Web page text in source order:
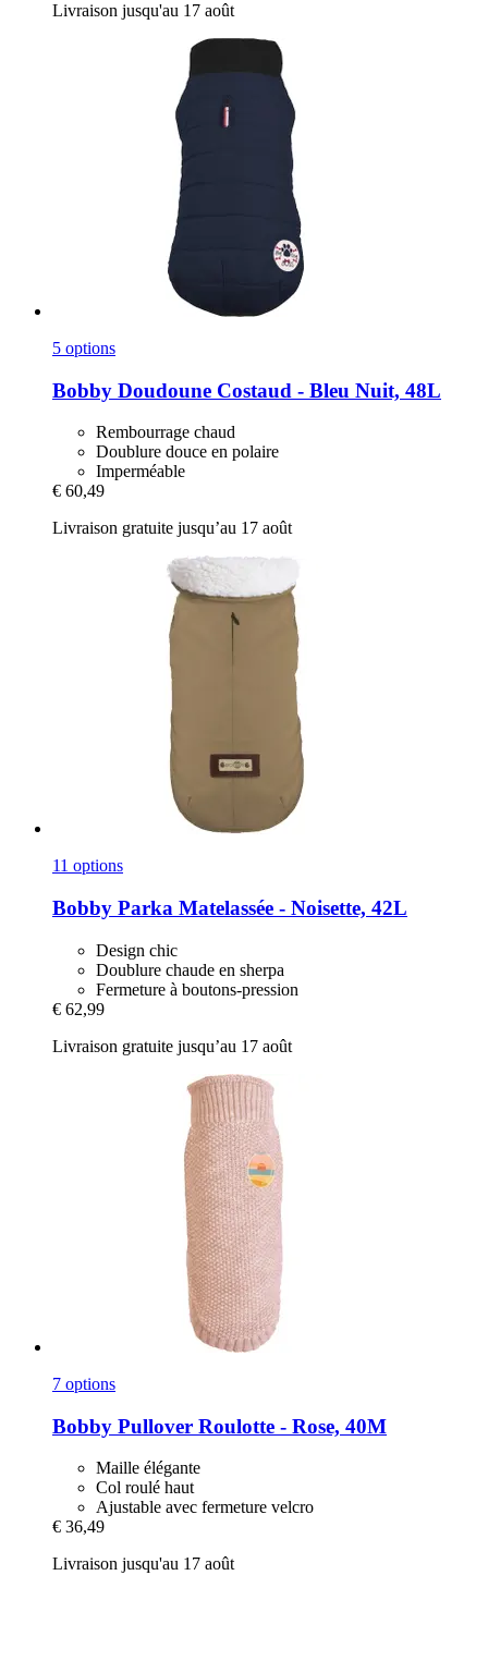
Livraison jusqu'au 17 août
5 options
Bobby Doudoune Costaud -​ Bleu Nuit, 48L
Rembourrage chaud
Doublure douce en polaire
Imperméable
€ 60,49
Livraison gratuite jusqu’au 17 août
11 options
Bobby Parka Matelassée -​ Noisette, 42L
Design chic
Doublure chaude en sherpa
Fermeture à boutons-pression
€ 62,99
Livraison gratuite jusqu’au 17 août
7 options
Bobby Pullover Roulotte -​ Rose, 40M
Maille élégante
Col roulé haut
Ajustable avec fermeture velcro
€ 36,49
Livraison jusqu'au 17 août